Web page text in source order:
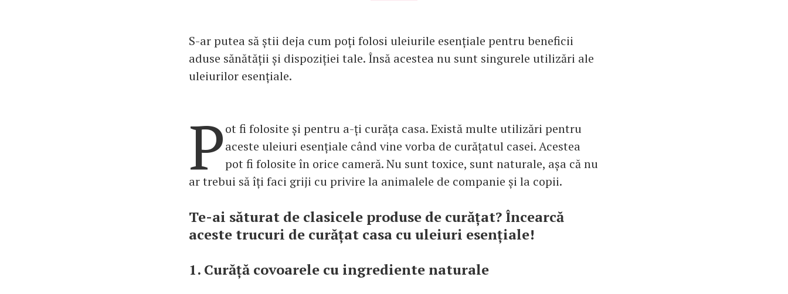
S-ar putea să știi deja cum poți folosi uleiurile esențiale pentru beneficii
aduse sănătății și dispoziției tale. Însă acestea nu sunt singurele utilizări ale
uleiurilor esențiale.
Pot fi folosite și pentru a-ți curăța casa. Există multe utilizări pentru
aceste uleiuri esențiale când vine vorba de curățatul casei. Acestea
pot fi folosite în orice cameră. Nu sunt toxice, sunt naturale, așa că nu
ar trebui să îți faci griji cu privire la animalele de companie și la copii.
Te-ai săturat de clasicele produse de curățat? Încearcă
aceste trucuri de curățat casa cu uleiuri esențiale!
1. Curăță covoarele cu ingrediente naturale